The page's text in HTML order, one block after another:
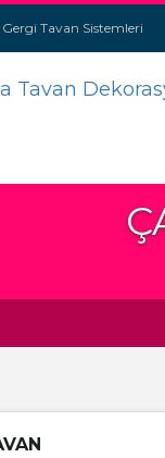
Gergi Tavan Sistemleri